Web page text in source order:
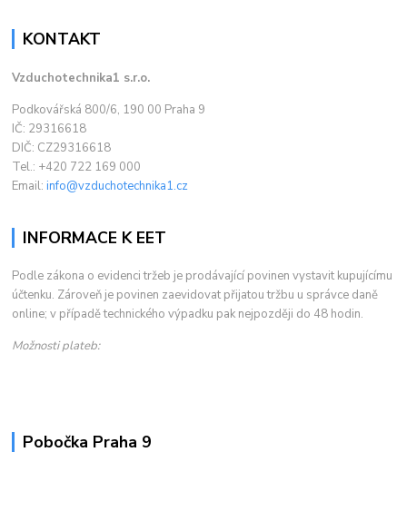
KONTAKT
Vzduchotechnika1 s.r.o.
Podkovářská 800/6, 190 00 Praha 9
IČ: 29316618
DIČ: CZ29316618
Tel.: +420 722 169 000
Email:info@vzduchotechnika1.cz
INFORMACE K EET
Podle zákona o evidenci tržeb je prodávající povinen vystavit kupujícímu
účtenku. Zároveň je povinen zaevidovat přijatou tržbu u správce daně
online; v případě technického výpadku pak nejpozději do 48 hodin.
Možnosti plateb:
Pobočka Praha 9